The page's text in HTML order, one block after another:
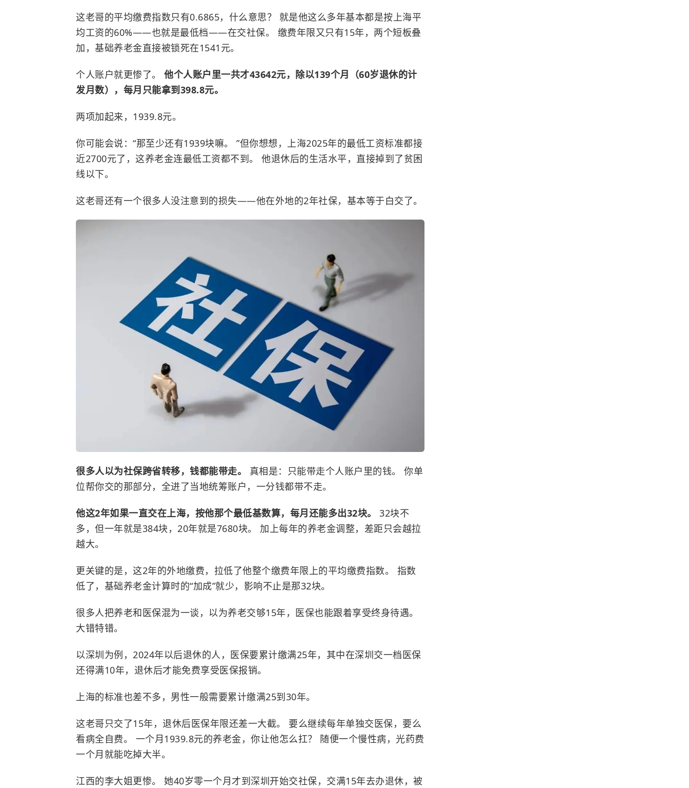
这老哥的平均缴费指数只有0.6865，什么意思？ 就是他这么多年基本都是按上海平
均工资的60%——也就是最低档——在交社保。 缴费年限又只有15年，两个短板叠
加，基础养老金直接被锁死在1541元。
个人账户就更惨了。 他个人账户里一共才43642元，除以139个月（60岁退休的计
发月数），每月只能拿到398.8元。
两项加起来，1939.8元。
你可能会说：“那至少还有1939块嘛。 ”但你想想，上海2025年的最低工资标准都接
近2700元了，这养老金连最低工资都不到。 他退休后的生活水平，直接掉到了贫困
线以下。
这老哥还有一个很多人没注意到的损失——他在外地的2年社保，基本等于白交了。
很多人以为社保跨省转移，钱都能带走。 真相是：
只能带走个人账户里的钱。 你单
位帮你交的那部分，全进了当地统筹账户，一分钱都带不走。
他这2年如果一直交在上海，按他那个最低基数算，每月还能多出32块。 32块不
多，但一年就是384块，20年就是7680块。 加上每年的养老金调整，差距只会越拉
越大。
更关键的是，这2年的外地缴费，拉低了他整个缴费年限上的平均缴费指数。 指数
低了，基础养老金计算时的“加成”就少，影响不止是那32块。
很多人把养老和医保混为一谈，以为养老交够15年，医保也能跟着享受终身待遇。
大错特错。
以深圳为例，2024年以后退休的人，医保要累计缴满25年，其中在深圳交一档医保
还得满10年，退休后才能免费享受医保报销。
上海的标准也差不多，男性一般需要累计缴满25到30年。
这老哥只交了15年，退休后医保年限还差一大截。 要么继续每年单独交医保，要么
看病全自费。 一个月1939.8元的养老金，你让他怎么扛？ 随便一个慢性病，光药费
一个月就能吃掉大半。
江西的李大姐更惨。 她40岁零一个月才到深圳开始交社保，交满15年去办退休，被